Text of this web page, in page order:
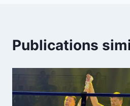
Publications